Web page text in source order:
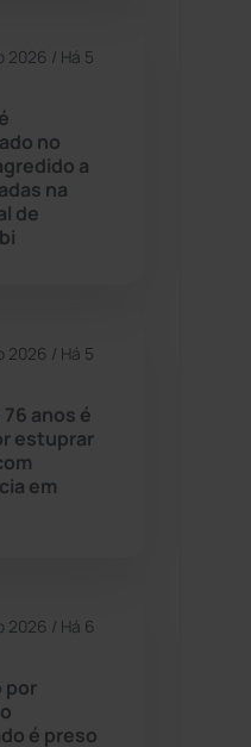
(391)
(24)
2026 / Há 5
no
a
na
de
2026 / Há 5
anos é
estuprar
em
2026 / Há 6
por
é preso